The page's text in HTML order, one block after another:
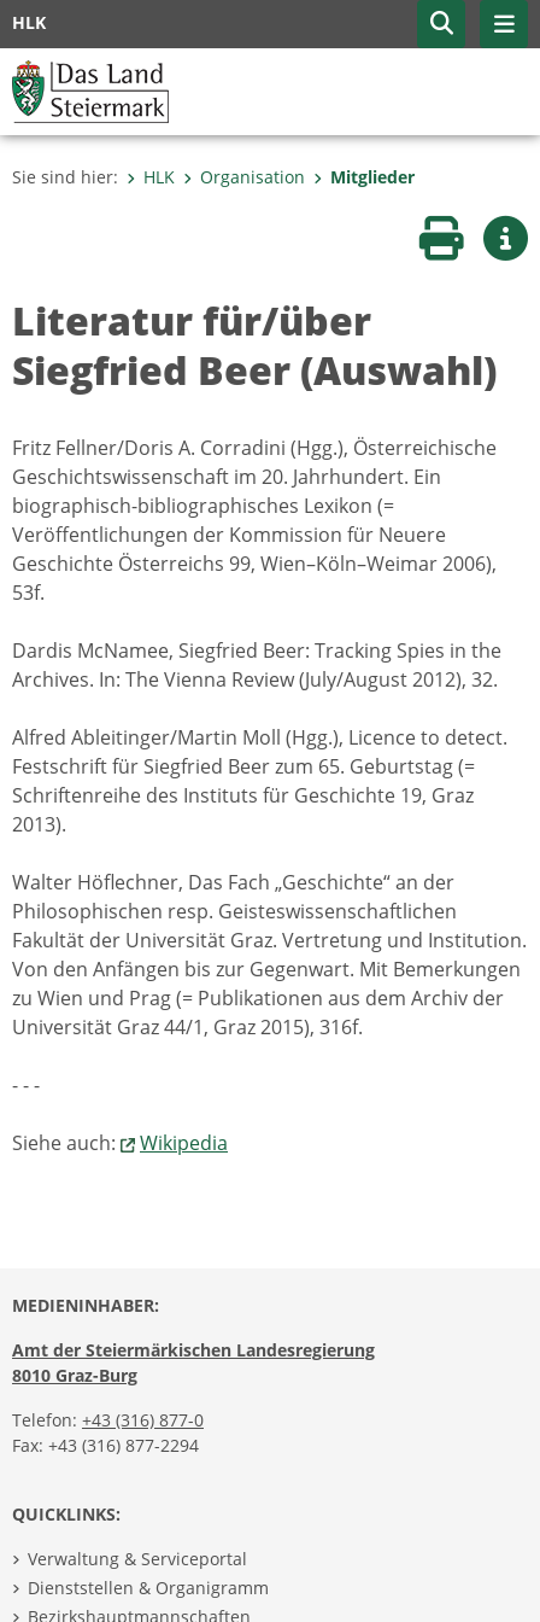
HLK
Sie sind hier: HLK Organisation Mitglieder
Seite
Literatur für/über
Siegfried Beer (Auswahl)
Fritz Fellner/Doris A. Corradini (Hgg.), Österreichische
Geschichtswissenschaft im 20. Jahrhundert. Ein
biographisch-bibliographisches Lexikon (=
Veröffentlichungen der Kommission für Neuere
Geschichte Österreichs 99, Wien–Köln–Weimar 2006),
53f.
Dardis McNamee, Siegfried Beer: Tracking Spies in the
Archives. In: The Vienna Review (July/August 2012), 32.
Alfred Ableitinger/Martin Moll (Hgg.), Licence to detect.
Festschrift für Siegfried Beer zum 65. Geburtstag (=
Schriftenreihe des Instituts für Geschichte 19, Graz
2013).
Walter Höflechner, Das Fach „Geschichte“ an der
Philosophischen resp. Geisteswissenschaftlichen
Fakultät der Universität Graz. Vertretung und Institution.
Von den Anfängen bis zur Gegenwart. Mit Bemerkungen
zu Wien und Prag (= Publikationen aus dem Archiv der
Universität Graz 44/1, Graz 2015), 316f.
- - -
Siehe auch: Wikipedia
MEDIENINHABER:
Amt der Steiermärkischen Landesregierung
8010 Graz-Burg
Telefon: +43 (316) 877-0
Fax: +43 (316) 877-2294
QUICKLINKS:
Verwaltung & Serviceportal
Dienststellen & Organigramm
Bezirkshauptmannschaften